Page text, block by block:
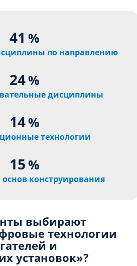
41 %
по направлению
24%
дисциплины
14%
технологии
15%
конструирования
выбирают
технологии
и
установок»?